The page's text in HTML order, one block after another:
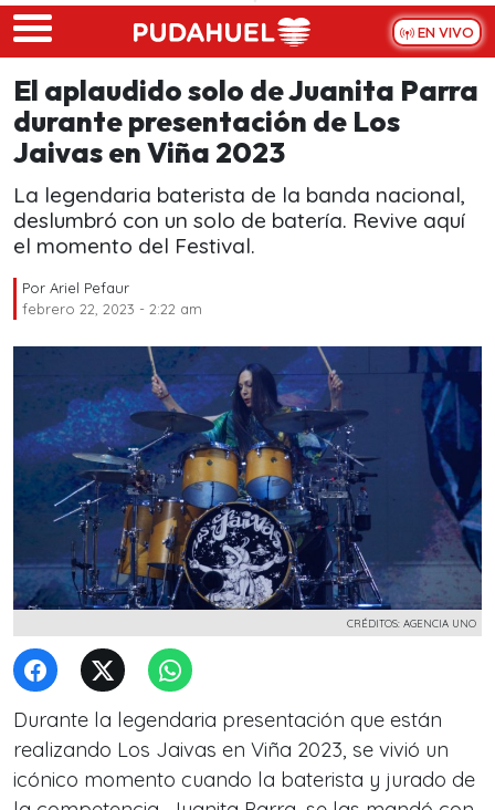
Skip to main content
EN VIVO
El aplaudido solo de Juanita Parra
durante presentación de Los
Jaivas en Viña 2023
La legendaria baterista de la banda nacional,
deslumbró con un solo de batería. Revive aquí
el momento del Festival.
Por Ariel Pefaur
febrero 22, 2023 - 2:22 am
CRÉDITOS: AGENCIA UNO
Durante la legendaria presentación que están
realizando Los Jaivas en Viña 2023, se vivió un
icónico momento cuando la baterista y jurado de